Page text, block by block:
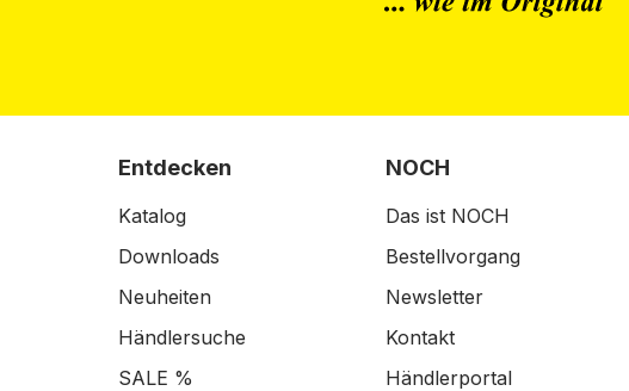
Entdecken
Katalog
Downloads
Neuheiten
Händlersuche
SALE %
NOCH
Das ist NOCH
Bestellvorgang
Newsletter
Kontakt
Händlerportal